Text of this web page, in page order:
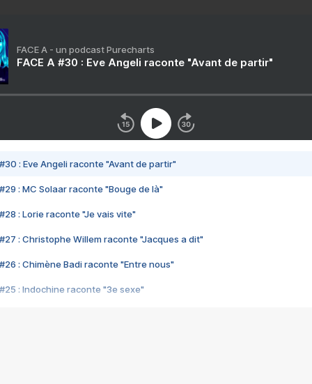
FACE A - un podcast Purecharts
FACE A #30 : Eve Angeli raconte "Avant de partir"
#30 : Eve Angeli raconte "Avant de partir"
#29 : MC Solaar raconte "Bouge de là"
#28 : Lorie raconte "Je vais vite"
#27 : Christophe Willem raconte "Jacques a dit"
#26 : Chimène Badi raconte "Entre nous"
#25 : Indochine raconte "3e sexe"